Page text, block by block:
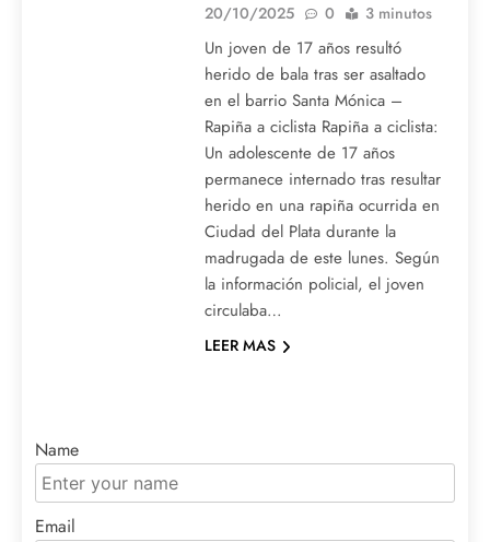
20/10/2025
0 3 minutos
Un joven de 17 años resultó
herido de bala tras ser asaltado
en el barrio Santa Mónica –
Rapiña a ciclista Rapiña a ciclista:
Un adolescente de 17 años
permanece internado tras resultar
herido en una rapiña ocurrida en
Ciudad del Plata durante la
madrugada de este lunes. Según
la información policial, el joven
circulaba…
LEER MAS
Name
Email